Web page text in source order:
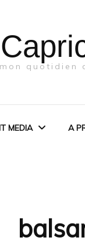
mon quotidien
MEDIA A